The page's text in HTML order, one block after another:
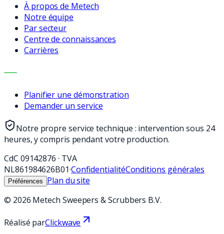
À propos de Metech
Notre équipe
Par secteur
Centre de connaissances
Carrières
CONTACT
Planifier une démonstration
Demander un service
Notre propre service technique : intervention sous 24
heures, y compris pendant votre production.
CdC 09142876 · TVA
NL861984626B01·ConfidentialitéConditions générales
Préférences
Plan du site
© 2026 Metech Sweepers & Scrubbers B.V.
Réalisé parClickwave